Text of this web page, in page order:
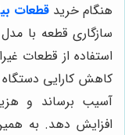
هنگام خرید قطعات
سازگاری قطعه با
استفاده از قطعات
کاهش کارایی
آسیب برساند و
افزایش دهد. به